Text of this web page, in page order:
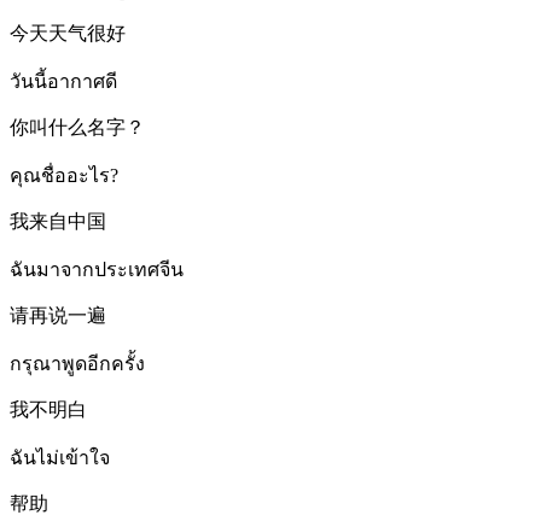
今天天气很好
วันนี้อากาศดี
你叫什么名字？
คุณชื่ออะไร?
我来自中国
ฉันมาจากประเทศจีน
请再说一遍
กรุณาพูดอีกครั้ง
我不明白
ฉันไม่เข้าใจ
帮助